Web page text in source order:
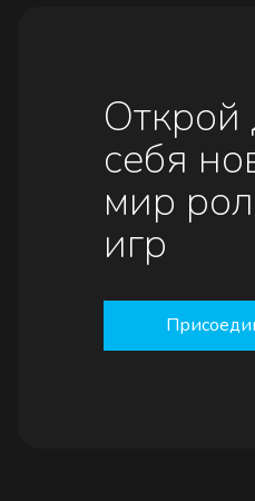
Открой
себя
мир
игр